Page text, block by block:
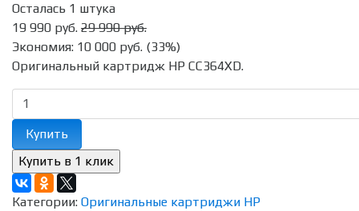
Осталась 1 штука
19 990 руб. 29 990 руб.
Экономия: 10 000 руб. (33%)
Оригинальный картридж HP CC364XD.
Купить
Категории: Оригинальные картриджи HP